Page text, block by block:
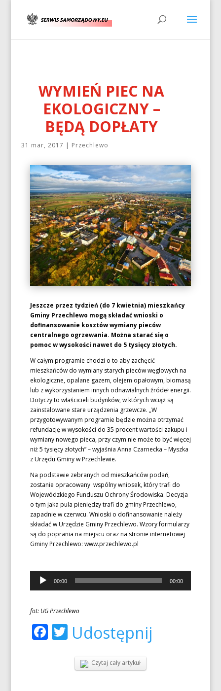
WYMIEŃ PIEC NA
EKOLOGICZNY –
BĘDĄ DOPŁATY
31 mar, 2017 | Przechlewo
Jeszcze przez tydzień (do 7 kwietnia) mieszkańcy
Gminy Przechlewo mogą składać wnioski o
dofinansowanie kosztów wymiany pieców
centralnego ogrzewania. Można starać się o
pomoc w wysokości nawet do 5 tysięcy złotych.
W całym programie chodzi o to aby zachęcić
mieszkańców do wymiany starych pieców węglowych na
ekologiczne, opalane gazem, olejem opałowym, biomasą
lub z wykorzystaniem innych odnawialnych źródeł energii.
Dotyczy to właścicieli budynków, w których wciąż są
zainstalowane stare urządzenia grzewcze. „W
przygotowywanym programie będzie można otrzymać
refundację w wysokości do 35 procent wartości zakupu i
wymiany nowego pieca, przy czym nie może to być więcej
niż 5 tysięcy złotych” – wyjaśnia Anna Czarnecka – Myszka
z Urzędu Gminy w Przechlewie.
Na podstawie zebranych od mieszkańców podań,
zostanie opracowany wspólny wniosek, który trafi do
Wojewódzkiego Funduszu Ochrony Środowiska. Decyzja
o tym jaka pula pieniędzy trafi do gminy Przechlewo,
zapadnie w czerwcu. Wnioski o dofinansowanie należy
składać w Urzędzie Gminy Przechlewo. Wzory formularzy
są do poprania na miejscu oraz na stronie internetowej
Gminy Przechlewo: www.przechlewo.pl
Odtwarzacz
plików
00:00 00:00
fot: UG Przechlewo
Facebook
Twitter
Udostępnij
Czytaj cały artykuł